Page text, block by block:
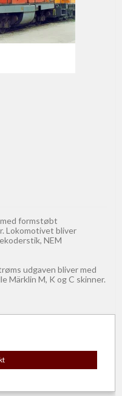
formstøbt
Lokomotivet bliver
NEM
udgaven bliver med
Märklin M, K og C skinner.